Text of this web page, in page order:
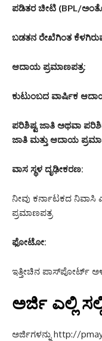
ಪಡಿತರ ಚೀಟಿ (BPL/
ಬಡತನ ರೇಖೆಗಿಂತ
ಆದಾಯ ಪ್ರಮಾಣಪತ್ರ:
ಕುಟುಂಬದ ವಾರ್ಷಿಕ
ಪರಿಶಿಷ್ಟ ಜಾತಿ ಅಥವಾ
ಜಾತಿ ಮತ್ತು ಆದಾಯ
ವಾಸ ಸ್ಥಳ ದೃಢೀಕರಣ:
ನೀವು ಕರ್ನಾಟಕದ
ಪ್ರಮಾಣಪತ್ರ
ಫೋಟೋ:
ಇತ್ತೀಚಿನ ಪಾಸ್‌ಪೋರ್ಟ್
ಅರ್ಜಿ ಎಲ್ಲಿ
ಅರ್ಜಿಗಳನ್ನು http://